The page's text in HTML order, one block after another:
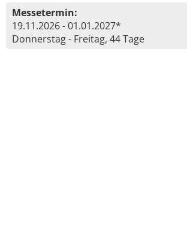
Messetermin:
19.11.2026 - 01.01.2027*
Donnerstag - Freitag, 44 Tage